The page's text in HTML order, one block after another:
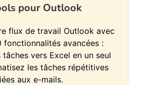
pour Outlook
flux de travail Outlook avec
fonctionnalités avancées :
vers Excel en un seul
les tâches répétitives
aux e-mails.